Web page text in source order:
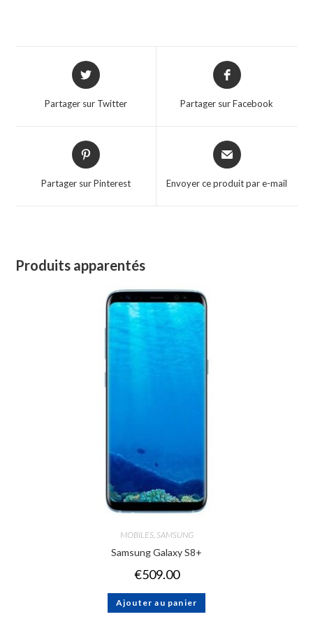
Partager sur Twitter Partager sur Facebook
Partager sur Pinterest Envoyer ce produit par e-mail
Produits apparentés
MOBILES, SAMSUNG
Samsung Galaxy S8+
€509.00
Ajouter au panier